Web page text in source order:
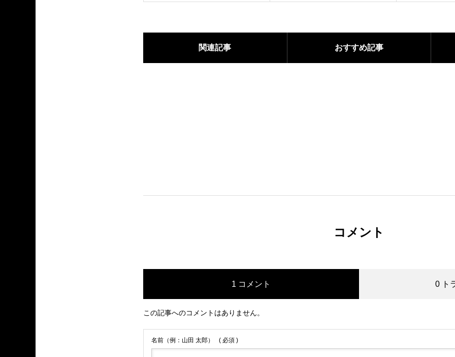
関連記事 おすすめ記事
コメント
1 コメント 0 ト
この記事へのコメントはありません。
名前（例：山田 太郎） ( 必須 )